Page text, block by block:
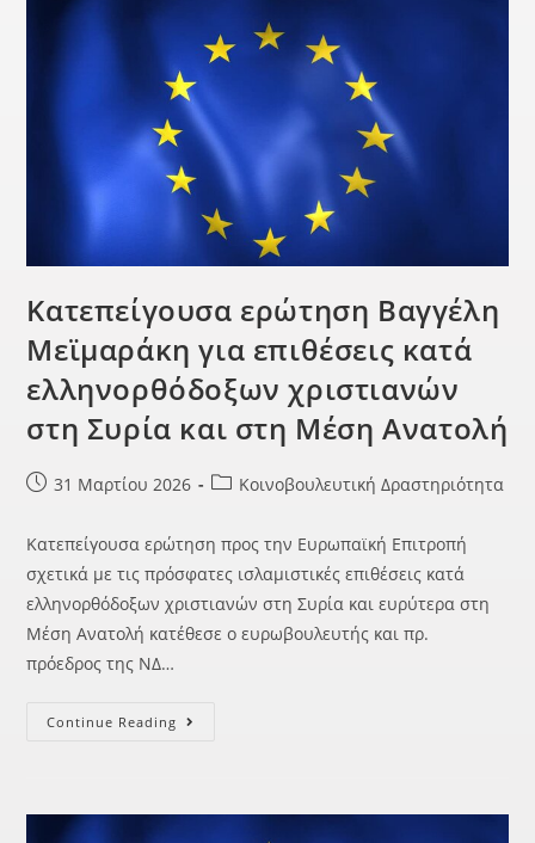
Κατεπείγουσα ερώτηση Βαγγέλη
Μεϊμαράκη για επιθέσεις κατά
ελληνορθόδοξων χριστιανών
στη Συρία και στη Μέση Ανατολή
31 Μαρτίου 2026 Κοινοβουλευτική Δραστηριότητα
Κατεπείγουσα ερώτηση προς την Ευρωπαϊκή Επιτροπή
σχετικά με τις πρόσφατες ισλαμιστικές επιθέσεις κατά
ελληνορθόδοξων χριστιανών στη Συρία και ευρύτερα στη
Μέση Ανατολή κατέθεσε ο ευρωβουλευτής και πρ.
πρόεδρος της ΝΔ…
Continue Reading